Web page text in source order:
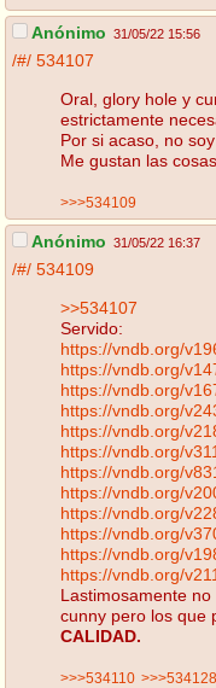
Anónimo 31/05/22 15:56
/#/ 534107
Oral, glory hole y
estrictamente
Por si acaso, no
Me gustan las
>>>534109
Anónimo 31/05/22 16:37
/#/ 534109
>>534107
Servido:
https://vndb.org/
https://vndb.org/
https://vndb.org/
https://vndb.org/
https://vndb.org/
https://vndb.org/
https://vndb.org/
https://vndb.org/
https://vndb.org/
https://vndb.org/
https://vndb.org/
https://vndb.org/
Lastimosamente
cunny pero los que
CALIDAD.
>>>534110 >>>534128